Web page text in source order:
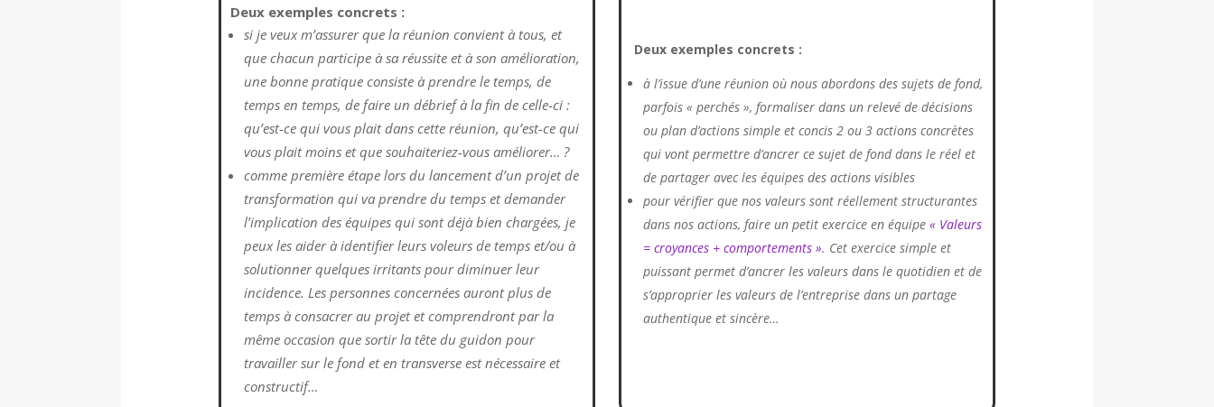
Deux exemples concrets :
si je veux m’assurer que la réunion convient à tous, et
que chacun participe à sa réussite et à son amélioration,
une bonne pratique consiste à prendre le temps, de
temps en temps, de faire un débrief à la fin de celle-ci :
qu’est-ce qui vous plait dans cette réunion, qu’est-ce qui
vous plait moins et que souhaiteriez-vous améliorer… ?
comme première étape lors du lancement d’un projet de
transformation qui va prendre du temps et demander
l’implication des équipes qui sont déjà bien chargées, je
peux les aider à identifier leurs voleurs de temps et/ou à
solutionner quelques irritants pour diminuer leur
incidence. Les personnes concernées auront plus de
temps à consacrer au projet et comprendront par la
même occasion que sortir la tête du guidon pour
travailler sur le fond et en transverse est nécessaire et
constructif…
Deux exemples concrets :
à l’issue d’une réunion où nous abordons des sujets de fond,
parfois « perchés », formaliser dans un relevé de décisions
ou plan d’actions simple et concis 2 ou 3 actions concrètes
qui vont permettre d’ancrer ce sujet de fond dans le réel et
de partager avec les équipes des actions visibles
pour vérifier que nos valeurs sont réellement structurantes
dans nos actions, faire un petit exercice en équipe « Valeurs
= croyances + comportements ». Cet exercice simple et
puissant permet d’ancrer les valeurs dans le quotidien et de
s’approprier les valeurs de l’entreprise dans un partage
authentique et sincère…